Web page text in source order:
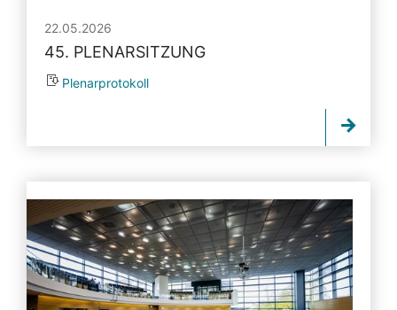
22.05.2026
45. PLENARSITZUNG
Plenarprotokoll